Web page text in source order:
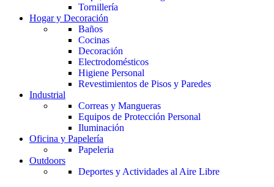
Tornillería
Hogar y Decoración
Baños
Cocinas
Decoración
Electrodomésticos
Higiene Personal
Revestimientos de Pisos y Paredes
Industrial
Correas y Mangueras
Equipos de Protección Personal
Iluminación
Oficina y Papelería
Papeleria
Outdoors
Deportes y Actividades al Aire Libre